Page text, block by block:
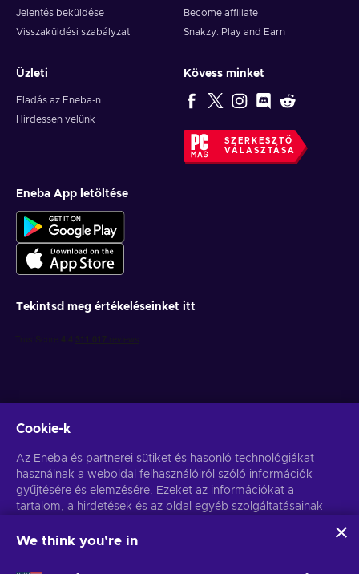
Jelentés beküldése
Visszaküldési szabályzat
Become affiliate
Snakzy: Play and Earn
Üzleti
Eladás az Eneba-n
Hirdessen velünk
Kövess minket
SZERKESZTŐ
VÁLASZTÁSA
Eneba App letöltése
Tekintsd meg értékeléseinket itt
Feliratkozás
You can unsubscribe at any time. Visit Privacy noticefor more
Cookie-k
Az Eneba és partnerei sütiket és hasonló technológiákat
használnak a weboldal felhasználóiról szóló információk
gyűjtésére és elemzésére. Ezeket az információkat a
tartalom, a hirdetések és az oldal egyéb szolgáltatásainak
hirdetések személyre szabásához is felhasználhatjuk.
ahhoz, hogy az Eneba és partnerei ezeket a technológiákat
We think you're in